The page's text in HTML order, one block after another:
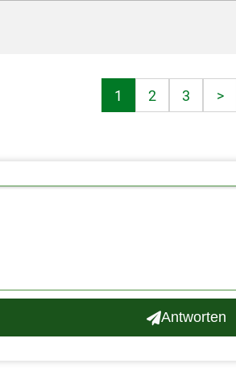
1 2 3 >
Antworten